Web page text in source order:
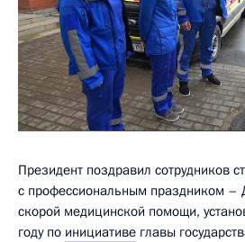
Президент поздравил сотрудников
с профессиональным праздником –
скорой медицинской помощи,
году по инициативе главы